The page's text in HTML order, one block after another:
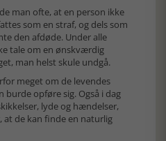
man ofte, at en person ikke
som en straf, og dels som
den afdøde. Under alle
tale om en ønskværdig
man helst skule undgå.
meget om de levendes
opføre sig. Også i dag
lyde og hændelser,
de kan finde en naturlig